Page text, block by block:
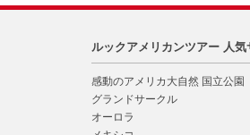
ルックアメリカンツアー 人気
感動のアメリカ大自然 国立公園
グランドサークル
オーロラ